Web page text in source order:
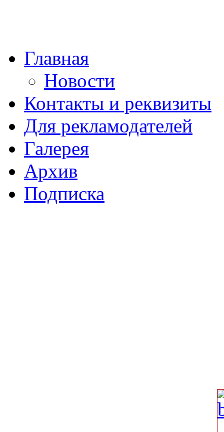
Главная
Новости
Контакты и реквизиты
Для рекламодателей
Галерея
Архив
Подписка